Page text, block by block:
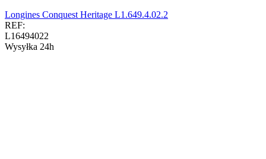
Longines Conquest Heritage L1.649.4.02.2
REF:
L16494022
Wysyłka 24h